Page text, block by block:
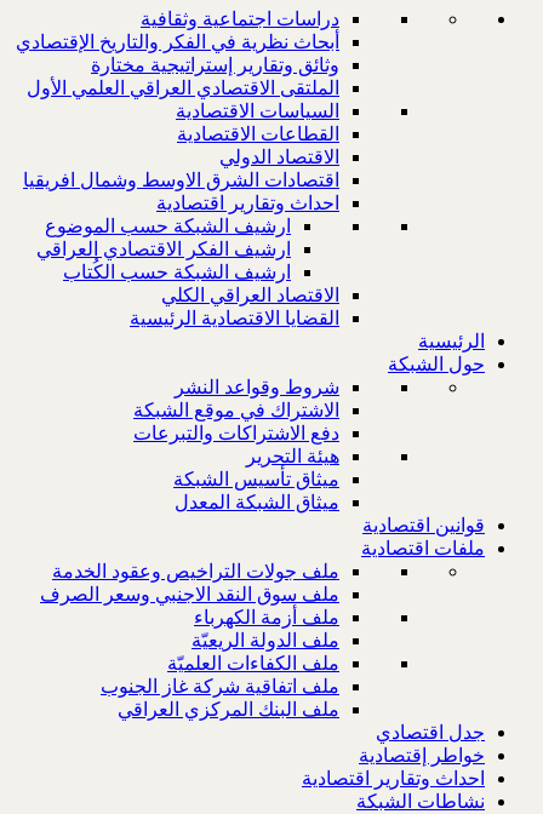
دراسات اجتماعية وثقافية
أبحاث نظرية في الفكر والتاريخ الإقتصادي
وثائق وتقارير إستراتيجية مختارة
الملتقى الاقتصادي العراقي العلمي الأول
السياسات الاقتصادية
القطاعات الاقتصادية
الاقتصاد الدولي
اقتصادات الشرق الاوسط وشمال افريقيا
احداث وتقارير اقتصادية
ارشيف الشبكة حسب الموضوع
ارشيف الفكر الاقتصادي العراقي
ارشيف الشبكة حسب الكُتاب
الاقتصاد العراقي الكلي
القضايا الاقتصادية الرئيسية
الرئيسية
حول الشبكة
شروط وقواعد النشر
الاشتراك في موقع الشبكة
دفع الاشتراكات والتبرعات
هيئة التحرير
ميثاق تأسيس الشبكة
ميثاق الشبكة المعدل
قوانين اقتصادية
ملفات اقتصادية
ملف جولات التراخيص وعقود الخدمة
ملف سوق النقد الاجنبي وسعر الصرف
ملف أزمة الكهرباء
ملف الدولة الريعيّة
ملف الكفاءات العلميّة
ملف اتفاقية شركة غاز الجنوب
ملف البنك المركزي العراقي
جدل اقتصادي
خواطر إقتصادية
احداث وتقارير اقتصادية
نشاطات الشبكة